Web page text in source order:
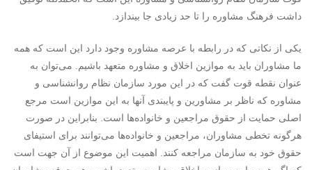
داشت فرهنگ مشاوره را تا حد زیادی جا بیندازد.
یکی از نکاتی که در رابطه با عرصه مشاوره وجود دارد این است که همه
ما مشاوران باید به موازین اخلاق و مشاوره متعهد باشیم. می‌توان به
عنوان نقطه قوت گفت که در این مورد سازمان نظام روانشناسی و
مشاوره که ناظر بر مشاورین و پایبندی آنها به این موازین است مرجع
اصلی حمایت از حقوق مراجعین و خانواده‌ها است. بنابراین در صورت
هرگونه تخطی مشاوران، مراجعین و خانواده‌ها می‌توانند برای استیفای
حقوق خود به سازمان مراجعه کنند. اهمیت این موضوع از آن جهت است